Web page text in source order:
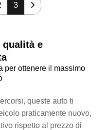
3
qualità e
per ottenere il massimo
queste auto ti
praticamente nuovo,
rispetto al prezzo di